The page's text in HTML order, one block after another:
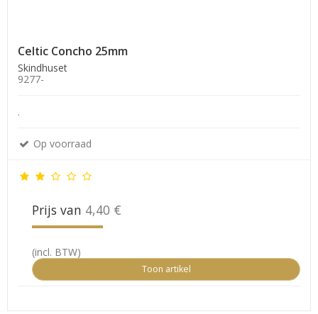
Celtic Concho 25mm
Skindhuset
9277-
.
Op voorraad
Prijs van 4,40 €
(incl. BTW)
Toon artikel